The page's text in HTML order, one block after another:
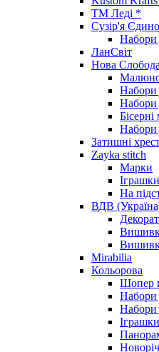
ТМ Леді *
Сузір'я
Набори
ЛанСвіт
Нова Слобода
Набори
Набори
Набори
Затишні
Zayka stitch
Марки
Іграшки
На
ВДВ
Mirabilia
Кольорова
Шопер
Набори
Набори